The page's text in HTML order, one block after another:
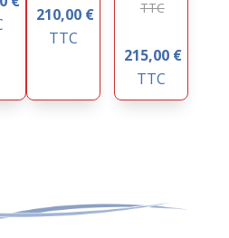
210,00 €
TTC
TTC
215,00 €
TTC